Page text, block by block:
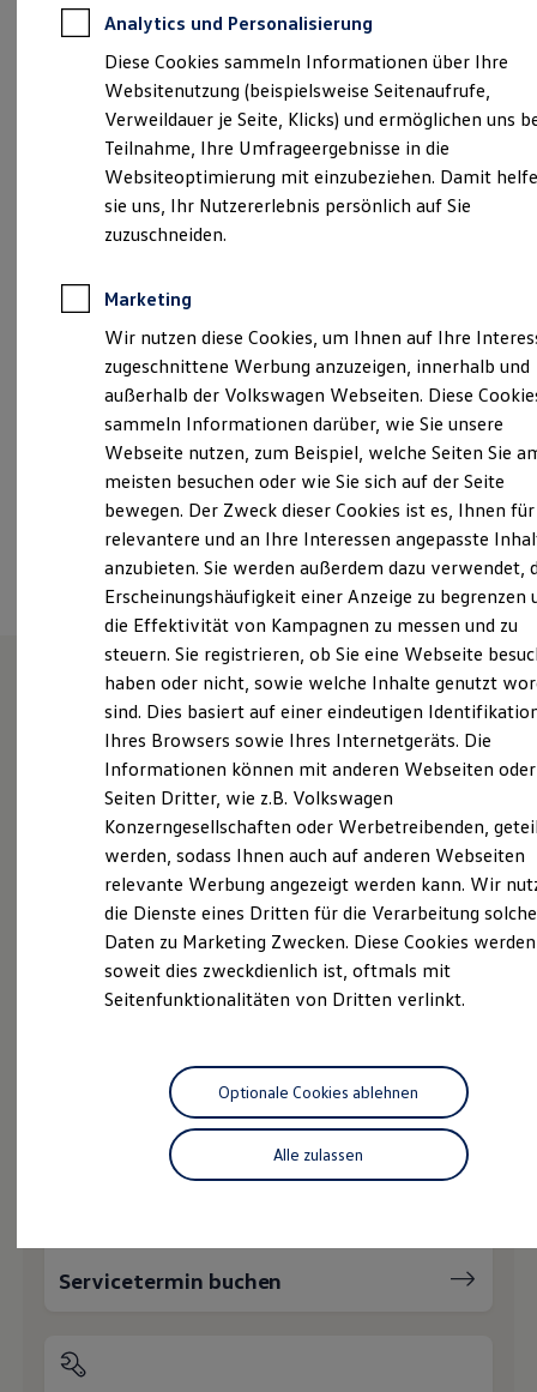
Kfz-Versicherung
Restschuldversicherungen
Garantien
Wartungsverträge
Geschäftskunden
Professional Class bei Volkswagen
Großkunden
Behörden
Direktkunden
Sonderfahrzeuge
Anpfiff zum Gewinn
Elektroautos
ID. Tutorials
Elektrofahrzeugkonzepte
Reichweite
Reichweite der ID. Modelle
Reichweite im Winter
Laden
Laden unterwegs
Laden Zuhause
Ladestationen finden
Ladezeitensimulator
Batterie
Sicherheit
Garantie und Lebensdauer
Nachhaltigkeit
Technologie
Kosten und Kauf
Verbrauchskosten
Kaufoptionen
E-Auto-Förderung
Software und Konnektivität
ID. Software Versionen und Updates
Digitale Extras
Schnittstellen zu Ihrem ID.
Hybridautos
Marke und Erlebnis
Volkswagen R und R Experience
R-Modelle
Driving Experience
Volkswagen entdecken
Lifestyle Shop
T-Roc Kollektion
Golf Kollektion
ID. Kollektion
Volkswagen Kollektion
R-Kollektion
Besitzer und Service
Verantwortlich für die Inhalte auf dieser Seite ist die Auto
Bierschneider GmbH (Impressum & Rechtliches)
Am Bahnhof 1, 85077 Manching
info.manching@bierschneider.de
Montag
Sonntag
Geschlossen
Ansprechpartner
Unsere Leistungenim
Überblick
Gebrauchtwagen
Service
Volkswagen Economy
Service
Online-Fahrzeugbewertung
Wie können wir
Ihnen weiterhelfen?
Servicetermin buchen
Analytics und Personalisierung
Diese Cookies sammeln Informationen über Ihre
Websitenutzung (beispielsweise Seitenaufrufe,
Verweildauer je Seite, Klicks) und ermöglichen uns
Teilnahme, Ihre Umfrageergebnisse in die
Websiteoptimierung mit einzubeziehen. Damit
sie uns, Ihr Nutzererlebnis persönlich auf Sie
zuzuschneiden.
Marketing
Wir nutzen diese Cookies, um Ihnen auf Ihre
zugeschnittene Werbung anzuzeigen, innerhalb und
außerhalb der Volkswagen Webseiten. Diese
sammeln Informationen darüber, wie Sie unsere
Webseite nutzen, zum Beispiel, welche Seiten Sie
meisten besuchen oder wie Sie sich auf der Seite
bewegen. Der Zweck dieser Cookies ist es, Ihnen für
relevantere und an Ihre Interessen angepasste
anzubieten. Sie werden außerdem dazu verwendet,
Erscheinungshäufigkeit einer Anzeige zu begrenzen
die Effektivität von Kampagnen zu messen und zu
steuern. Sie registrieren, ob Sie eine Webseite
haben oder nicht, sowie welche Inhalte genutzt
sind. Dies basiert auf einer eindeutigen
Ihres Browsers sowie Ihres Internetgeräts. Die
Informationen können mit anderen Webseiten oder
Seiten Dritter, wie z.B. Volkswagen
Konzerngesellschaften oder Werbetreibenden,
werden, sodass Ihnen auch auf anderen Webseiten
relevante Werbung angezeigt werden kann. Wir
die Dienste eines Dritten für die Verarbeitung
Daten zu Marketing Zwecken. Diese Cookies
soweit dies zweckdienlich ist, oftmals mit
Seitenfunktionalitäten von Dritten verlinkt.
Alle zulassen
Optionale Cookies ablehnen